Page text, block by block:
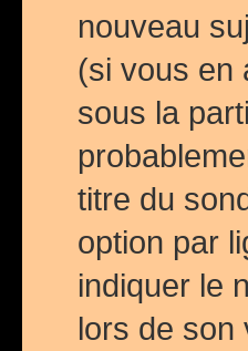
nouveau
(si vous
sous la
titre du
option par
indiquer le
lors de son